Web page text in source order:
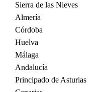
Sierra de las Nieves
Almería
Córdoba
Huelva
Málaga
Andalucía
Principado de Asturias